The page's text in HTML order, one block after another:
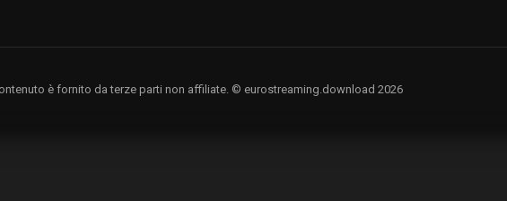
è fornito da terze parti non affiliate. © eurostreaming.download 2026